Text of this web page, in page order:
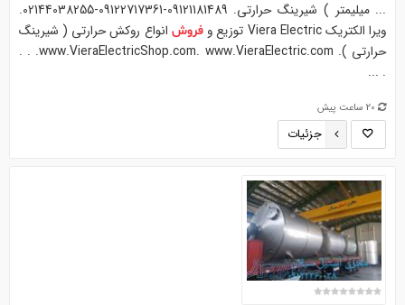
... میلیمتر ) شیرینگ حرارتی. 09121181489-09122717361-02144038255.
ویرا الکتریک Viera Electric توزیع و
فروش انواع روکش حرارتی ( شیرینگ
حرارتی ). www.VieraElectricShop.com. www.VieraElectric.com. . .
. ...
20 ساعت پیش
جزئیات